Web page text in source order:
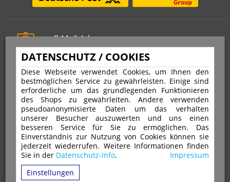
DATENSCHUTZ / COOKIES
Diese Webseite verwendet Cookies, um Ihnen den
bestmöglichen Service zu gewährleisten. Einige sind
erforderliche um das grundlegenden Funktionieren
des Shops zu gewährleiten. Andere verwenden
pseudoanonymisierte Daten um das verhalten
unserer Besucher auszuwerten und uns einen
besseren Service für Sie zu ermöglichen. Das
Einverständnis zur Nutzung von Cookies können sie
jederzeit wiederrufen. Weitere Informationen finden
Sie in der Datenschutz-Info.
Impressum
Einstellungen
E-Mail-Adresse
info@stempelfritz.de
Telefon
0221 677 812 08
Über uns
VERTRAG WIDERRUFEN
IMPRESSUM
DATENSCHUTZ
WIDERRUFSRECHT
AGB
VERSAND & ZAHLUNGSARTEN